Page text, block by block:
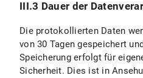
III.3 Dauer der
Die protokollierten Daten
von 30 Tagen gespeichert
Speicherung erfolgt für
Sicherheit. Dies ist in